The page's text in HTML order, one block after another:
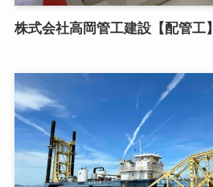
株式会社高岡管工建設【配管工】